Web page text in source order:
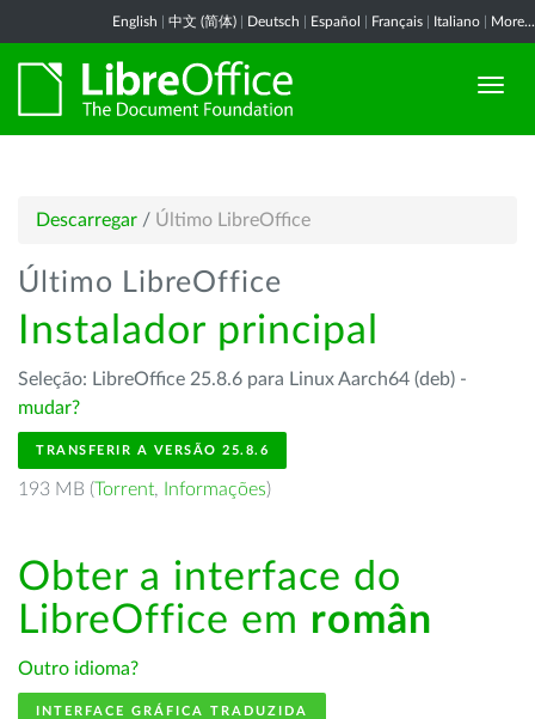
English 中文 (简体) Deutsch Español Français Italiano More...
Descarregar / Último LibreOffice
Último LibreOffice
Instalador principal
Seleção: LibreOffice 25.8.6 para Linux Aarch64 (deb) -
mudar?
TRANSFERIR A VERSÃO 25.8.6
193 MB (Torrent, Informações)
Obter a interface do
LibreOffice em român
Outro idioma?
INTERFACE GRÁFICA TRADUZIDA